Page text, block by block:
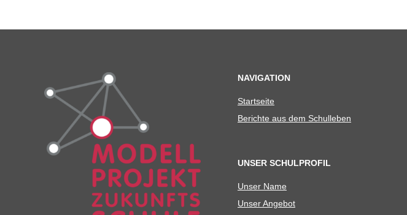
-
C
U
NAVIGATION
Start­seite
Berichte aus dem Schulleben
UNSER SCHULPROFIL
Unser Name
Unser Ange­bot